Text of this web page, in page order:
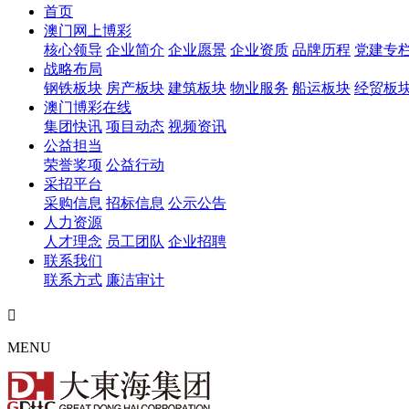
首页
澳门网上博彩
核心领导 企业简介 企业愿景 企业资质 品牌历程 党建专
战略布局
钢铁板块 房产板块 建筑板块 物业服务 船运板块 经贸板
澳门博彩在线
集团快讯 项目动态 视频资讯
公益担当
荣誉奖项 公益行动
采招平台
采购信息 招标信息 公示公告
人力资源
人才理念 员工团队 企业招聘
联系我们
联系方式 廉洁审计

MENU